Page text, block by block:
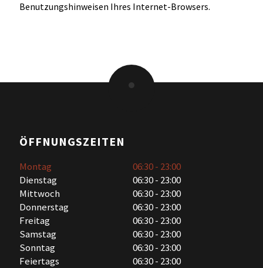
Benutzungshinweisen Ihres Internet-Browsers.
ÖFFNUNGSZEITEN
Montag
06:30 - 23:00
Dienstag
06:30 - 23:00
Mittwoch
06:30 - 23:00
Donnerstag
06:30 - 23:00
Freitag
06:30 - 23:00
Samstag
06:30 - 23:00
Sonntag
06:30 - 23:00
Feiertags
06:30 - 23:00